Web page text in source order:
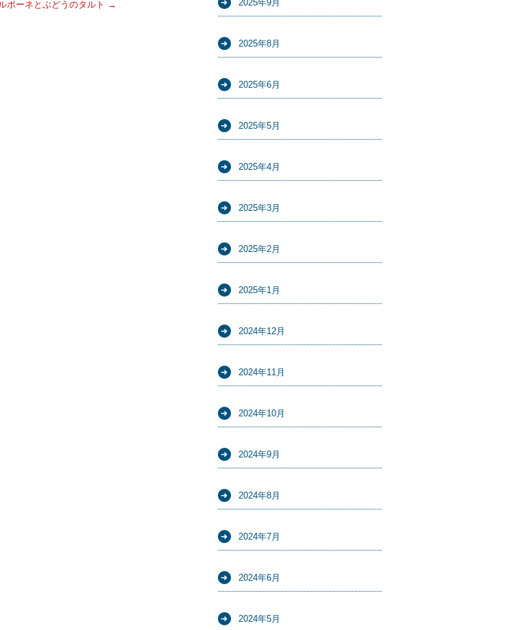
ポーネとぶどうのタルト → 2025年9月
2025年8月
2025年6月
2025年5月
2025年4月
2025年3月
2025年2月
2025年1月
2024年12月
2024年11月
2024年10月
2024年9月
2024年8月
2024年7月
2024年6月
2024年5月